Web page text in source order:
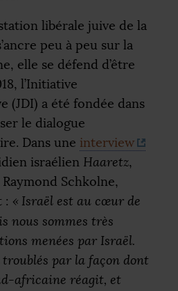
libérale juive de la
peu à peu sur la
elle se défend d’être
l’Initiative
(JDI) a été fondée dans
le dialogue
Dans une interview
israélien Haaretz,
Schkolne,
: « Israël est au cœur de
nous sommes très
menées par Israël.
troublés par la façon dont
africaine réagit, et